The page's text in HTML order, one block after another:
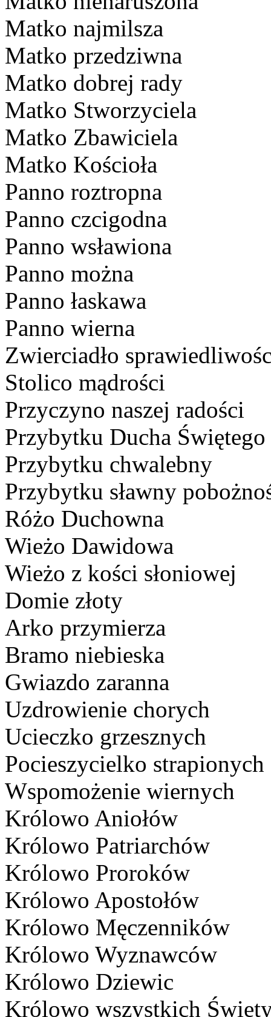
Matko najmilsza
Matko przedziwna
Matko dobrej rady
Matko Stworzyciela
Matko Zbawiciela
Matko Kościoła
Panno roztropna
Panno czcigodna
Panno wsławiona
Panno można
Panno łaskawa
Panno wierna
Zwierciadło
Stolico mądrości
Przyczyno naszej radości
Przybytku Ducha Świętego
Przybytku chwalebny
Przybytku sławny
Różo Duchowna
Wieżo Dawidowa
Wieżo z kości słoniowej
Domie złoty
Arko przymierza
Bramo niebieska
Gwiazdo zaranna
Uzdrowienie chorych
Ucieczko grzesznych
Pocieszycielko strapionych
Wspomożenie wiernych
Królowo Aniołów
Królowo Patriarchów
Królowo Proroków
Królowo Apostołów
Królowo Męczenników
Królowo Wyznawców
Królowo Dziewic
Królowo wszystkich